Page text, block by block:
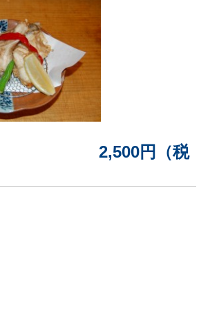
2,500円（税